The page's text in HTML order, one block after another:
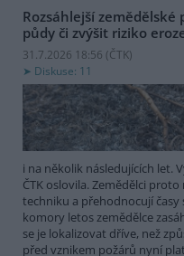
Rozsáhlejší
půdy či zvýšit riziko
31.7.2026 18:56 (ČTK)
Diskuse: 11
i na několik následujících let.
ČTK oslovila. Zemědělci
techniku a přehodnocují časy
komory letos zemědělce
se je lokalizovat dříve, než
před vznikem požárů nyní